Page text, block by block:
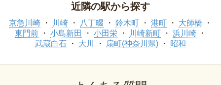
近隣の駅から探す
京急川崎 川崎 八丁畷 鈴木町 港町
大師橋
東門前
小島新田 小田栄 川崎新町
浜川崎
武蔵白石
大川 扇町(神奈川県) 昭和